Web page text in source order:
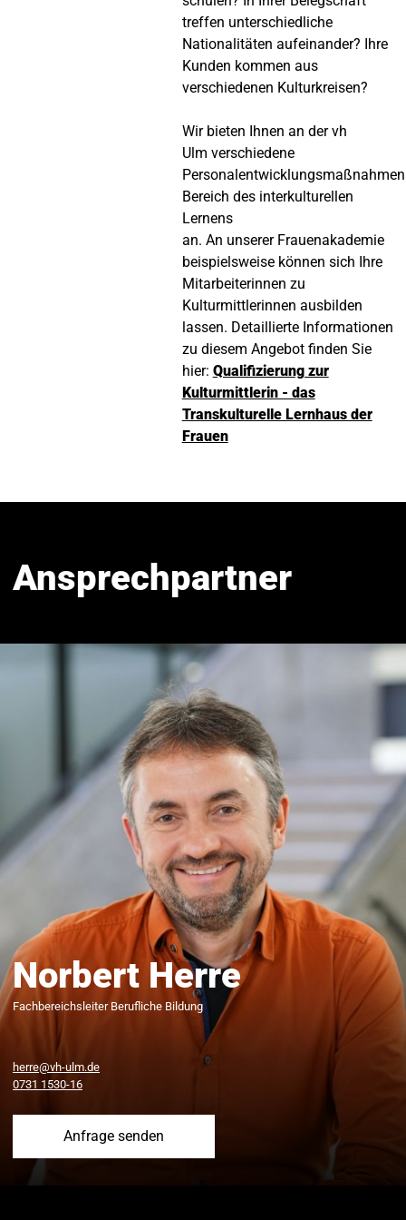
treffen unterschiedliche
Nationalitäten aufeinander? Ihre
Kunden kommen aus
verschiedenen Kulturkreisen?
Wir bieten Ihnen an der vh
Ulm verschiedene
Bereich des interkulturellen
Lernens
an. An unserer Frauenakademie
beispielsweise können sich Ihre
Mitarbeiterinnen zu
Kulturmittlerinnen ausbilden
lassen. Detaillierte Informationen
zu diesem Angebot finden Sie
hier: Qualifizierung zur
Kulturmittlerin - das
Transkulturelle Lernhaus der
Frauen
Ansprechpartner
Norbert Herre
Fachbereichsleiter Berufliche Bildung
herre@vh-ulm.de
0731 1530-16
Anfrage senden